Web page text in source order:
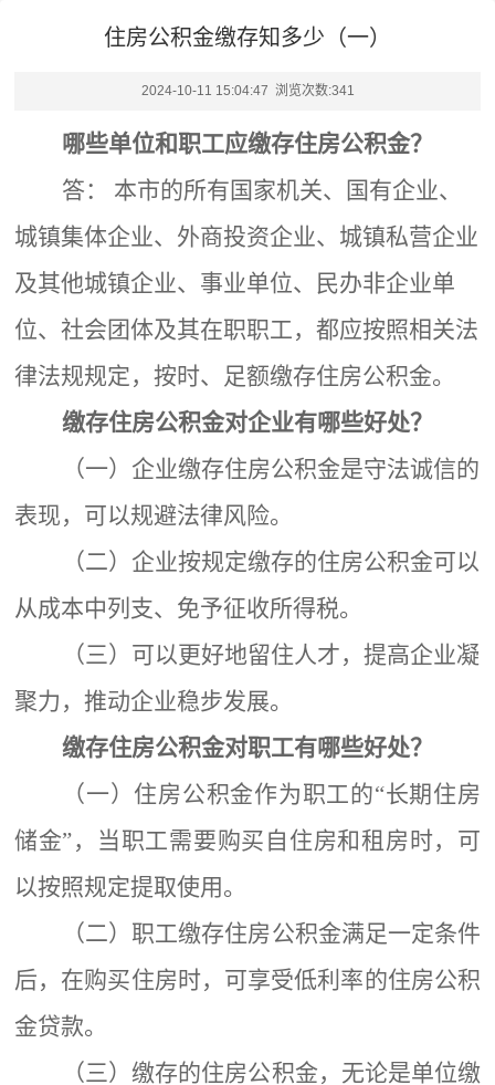
住房公积金缴存知多少（一）
2024-10-11 15:04:47 浏览次数:341
哪些单位和职工应缴存住房公积金？
答：
本市的所有国家机关、国有企业、
城镇集体企业、外商投资企业、城镇私营企业
及其他城镇企业、事业单位、民办非企业单
位、社会团体及其在职职工，都应按照相关法
律法规规定，按时、足额缴存住房公积金。
缴存住房公积金对企业有哪些好处？
（一）企业缴存住房公积金是守法诚信的
表现，可以规避法律风险。
（二）企业按规定缴存的住房公积金可以
从成本中列支、免予征收所得税。
（三） 可以更好地留住人才，提高企业凝
聚力，推动企业稳步发展。
缴存住房公积金对职工有哪些好处？
（一） 住房公积金作为职工的“长期住房
储金”，当职工需要购买自住房和租房时，可
以按照规定提取使用。
（二） 职工缴存住房公积金满足一定条件
后，在购买住房时，可享受低利率的住房公积
金贷款。
（三）缴存的住房公积金，无论是单位缴